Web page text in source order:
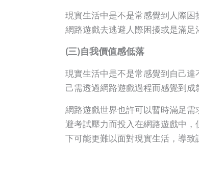
現實生活中是不是常感覺到人際
網路遊戲去逃避人際困擾或是滿足
(三)自我價值感低落
現實生活中是不是常感覺到自己
己需透過網路遊戲過程而感覺到成
網路遊戲世界也許可以暫時滿足
避考試壓力而投入在網路遊戲中
下可能更難以面對現實生活，導致